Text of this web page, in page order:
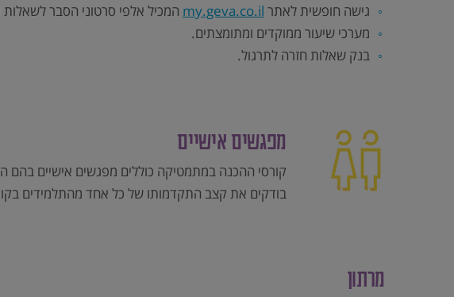
גישה חופשית לאתר my.geva.co.il המכיל אלפי סרטוני הסבר
מערכי שיעור ממוקדים ומתומצתים.
בנק שאלות חזרה לתרגול.
מפגשים אישיים
קורסי ההכנה במתמטיקה כוללים מפגשים אישיים בהם
בודקים את קצב התקדמותו של כל אחד מהתלמידים
מרתון